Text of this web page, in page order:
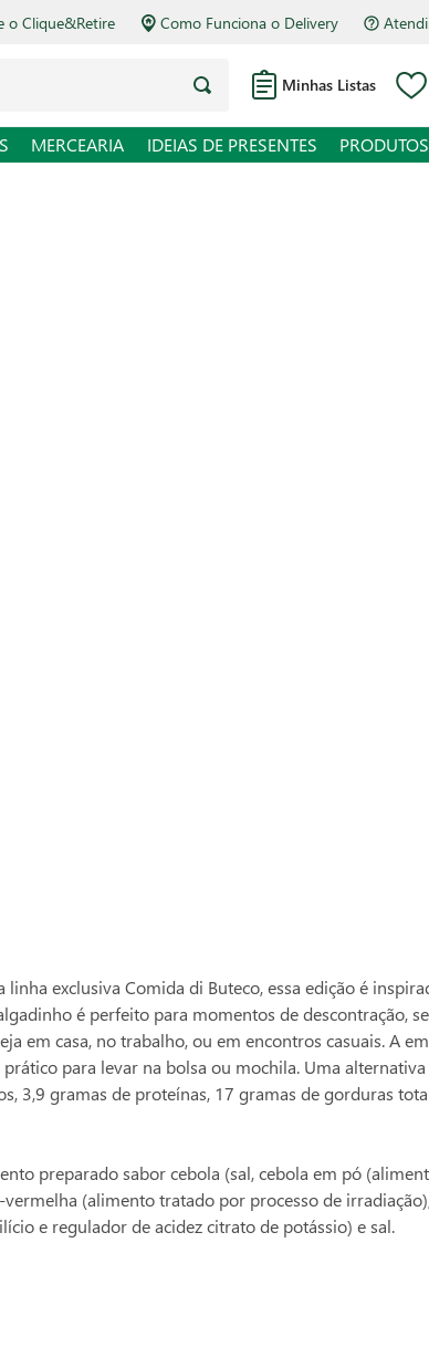
Como Funciona o Delivery Atendimento
Minhas Listas
MERCEARIA IDEIAS DE PRESENTES